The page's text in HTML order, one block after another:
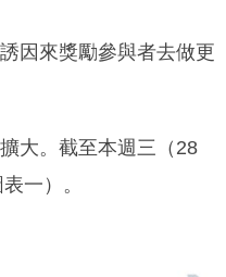
因來獎勵參與者去做更
大。截至本週三（28
一）。